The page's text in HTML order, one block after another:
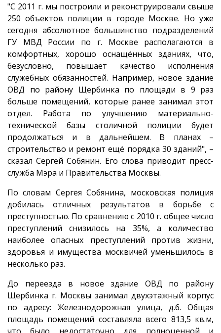
"С 2011 г. мы построили и реконструировали свыше
250 объектов полиции в городе Москве. Но уже
сегодня абсолютное большинство подразделений
ГУ МВД России по г. Москве располагаются в
комфортных, хорошо оснащённых зданиях, что,
безусловно, повышает качество исполнения
служебных обязанностей. Например, новое здание
ОВД по району Щербинка по площади в 9 раз
больше помещений, которые ранее занимал этот
отдел. Работа по улучшению материально-
технической базы столичной полиции будет
продолжаться и в дальнейшем. В планах –
строительство и ремонт ещё порядка 30 зданий", –
сказал Сергей Собянин. Его слова приводит пресс-
служба Мэра и Правительства Москвы.
По словам Сергея Собянина, московская полиция
добилась отличных результатов в борьбе с
преступностью. По сравнению с 2010 г. общее число
преступлений снизилось на 35%, а количество
наиболее опасных преступлений против жизни,
здоровья и имущества москвичей уменьшилось в
несколько раз.
До переезда в новое здание ОВД по району
Щербинка г. Москвы занимал двухэтажный корпус
по адресу: Железнодорожная улица, д.6. Общая
площадь помещений составляла всего 813,5 кв.м,
что было недостаточно для полноценной и